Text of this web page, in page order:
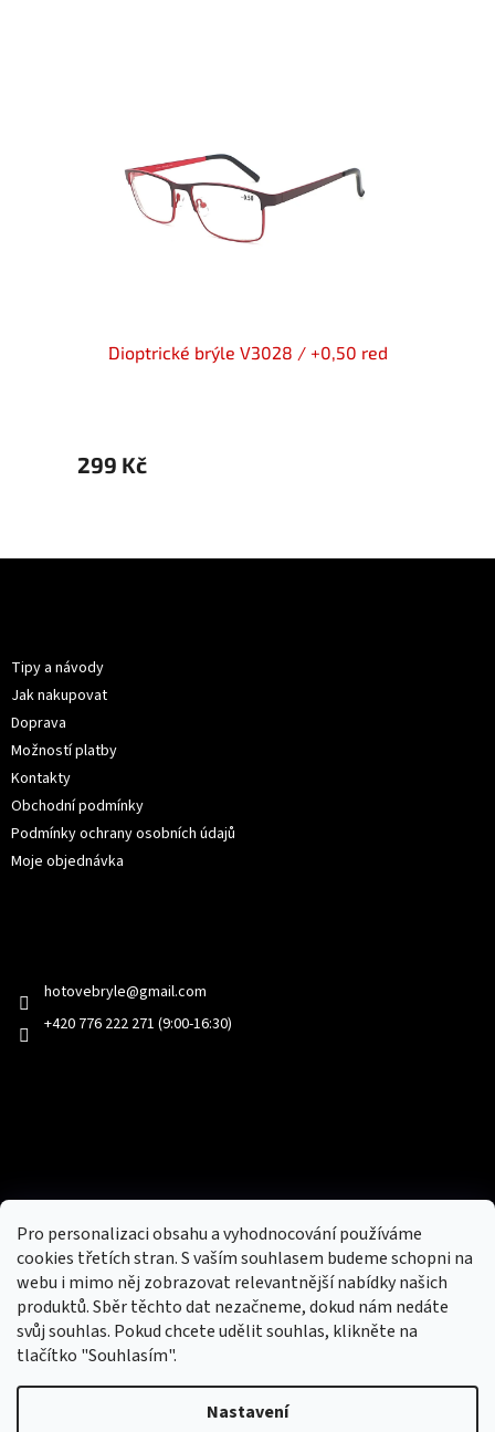
Pro personalizaci obsahu a vyhodnocování používáme
cookies třetích stran. S vaším souhlasem budeme schopni na
webu i mimo něj zobrazovat relevantnější nabídky našich
produktů. Sběr těchto dat nezačneme, dokud nám nedáte
svůj souhlas. Pokud chcete udělit souhlas, klikněte na
tlačítko "Souhlasím".
Nastavení
Dioptrické brýle V3028 / +0,50 red
299 Kč
Tipy a návody
Jak nakupovat
Doprava
Možností platby
Kontakty
Obchodní podmínky
Podmínky ochrany osobních údajů
Moje objednávka
hotovebryle@gmail.com
+420 776 222 271 (9:00-16:30)
Přijímáme online platby
Nový obchod s batohy, cestovními zavazadly, tašky a peněženky